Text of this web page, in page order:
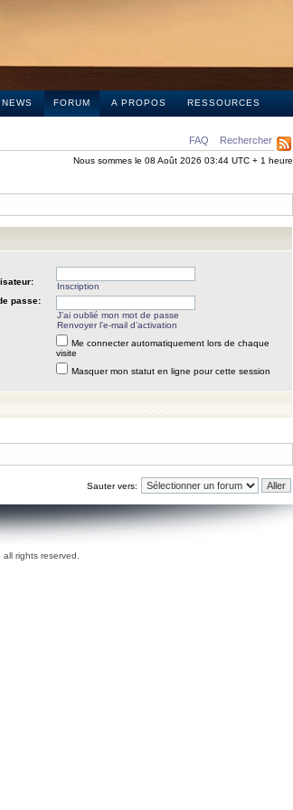
NEWS FORUM A PROPOS RESSOURCES
FAQ Rechercher
Nous sommes le 08 Août 2026 03:44 UTC + 1 heure
Inscription
passe:
J’ai oublié mon mot de passe
Renvoyer l’e-mail d’activation
Me connecter automatiquement lors de chaque
visite
Masquer mon statut en ligne pour cette session
Sauter vers:
rights reserved.